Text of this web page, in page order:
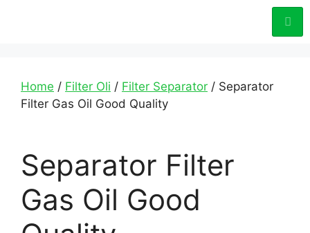
Home / Filter Oli / Filter Separator / Separator
Filter Gas Oil Good Quality
Separator Filter
Gas Oil Good